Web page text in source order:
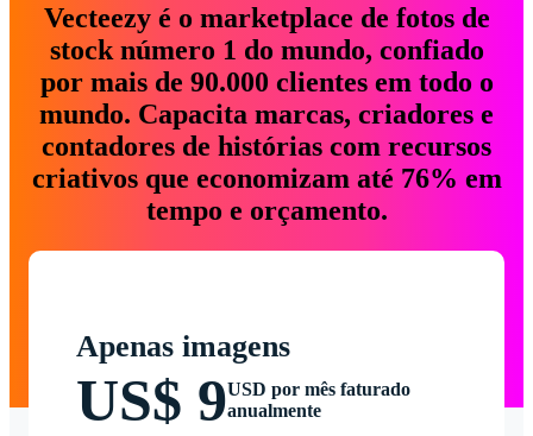
Vecteezy é o marketplace de fotos de
stock número 1 do mundo, confiado
por mais de 90.000 clientes em todo o
mundo. Capacita marcas, criadores e
contadores de histórias com recursos
criativos que economizam até 76% em
tempo e orçamento.
Apenas imagens
US$ 9USD por mês faturado
anualmente